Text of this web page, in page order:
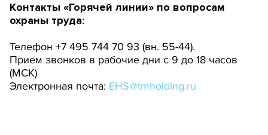
Контакты «Горячей линии» по вопросам
охраны труда:
Телефон +7 495 744 70 93 (вн. 55-44).
Прием звонков в рабочие дни с 9 до 18 часов
(МСК)
Электронная почта: EHS@tmholding.ru